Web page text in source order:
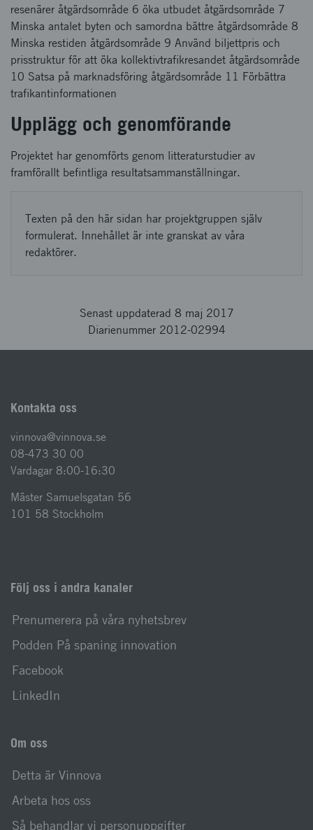
resenärer åtgärdsområde 6 öka utbudet åtgärdsområde 7
Minska antalet byten och samordna bättre åtgärdsområde 8
Minska restiden åtgärdsområde 9 Använd biljettpris och
prisstruktur för att öka kollektivtrafikresandet åtgärdsområde
10 Satsa på marknadsföring åtgärdsområde 11 Förbättra
trafikantinformationen
Upplägg och genomförande
Projektet har genomförts genom litteraturstudier av
framförallt befintliga resultatsammanställningar.
Texten på den här sidan har projektgruppen själv
formulerat. Innehållet är inte granskat av våra
redaktörer.
Senast uppdaterad 8 maj 2017
Diarienummer 2012-02994
Kontakta oss
vinnova@vinnova.se
08-473 30 00
Vardagar 8:00-16:30
Mäster Samuelsgatan 56
101 58 Stockholm
Följ oss i andra kanaler
Prenumerera på våra nyhetsbrev
Podden På spaning innovation
Facebook
LinkedIn
Om oss
Detta är Vinnova
Arbeta hos oss
Så behandlar vi personuppgifter